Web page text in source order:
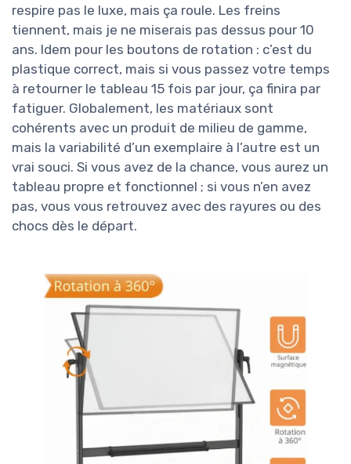
respire pas le luxe, mais ça roule. Les freins
tiennent, mais je ne miserais pas dessus pour 10
ans. Idem pour les boutons de rotation : c’est du
plastique correct, mais si vous passez votre temps
à retourner le tableau 15 fois par jour, ça finira par
fatiguer. Globalement, les matériaux sont
cohérents avec un produit de milieu de gamme,
mais la variabilité d’un exemplaire à l’autre est un
vrai souci. Si vous avez de la chance, vous aurez un
tableau propre et fonctionnel ; si vous n’en avez
pas, vous vous retrouvez avec des rayures ou des
chocs dès le départ.